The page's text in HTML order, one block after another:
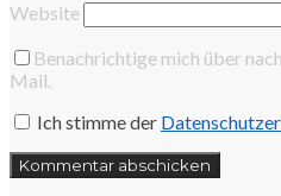
Website
Benachrichtige mich über
Mail.
Ich stimme der